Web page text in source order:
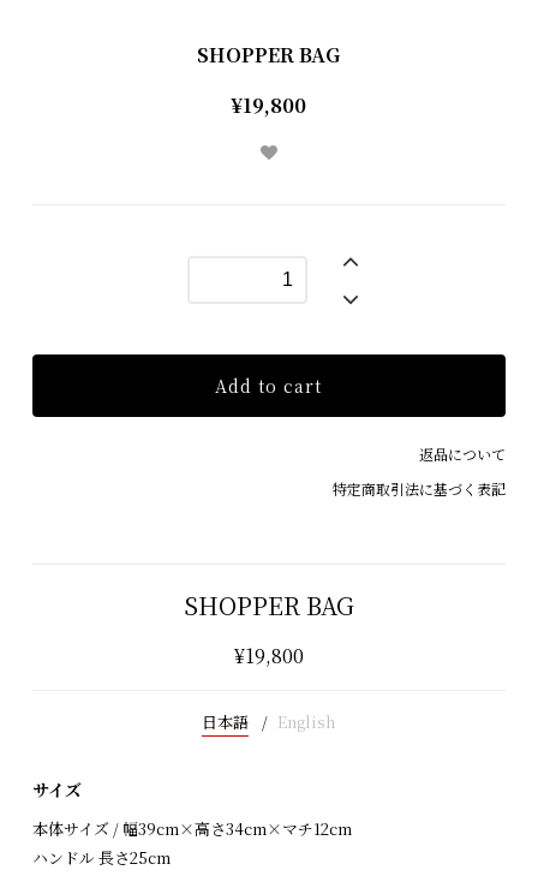
SHOPPER BAG
¥19,800
Add to cart
返品について
特定商取引法に基づく表記
SHOPPER BAG
¥19,800
日本語 English
サイズ
本体サイズ / 幅39cm×高さ34cm×マチ12cm
ハンドル 長さ25cm